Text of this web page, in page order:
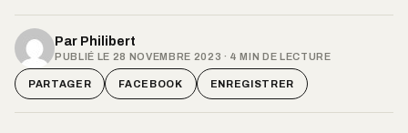
Par Philibert
PUBLIÉ LE 28 NOVEMBRE 2023 · 4 MIN DE LECTURE
PARTAGER FACEBOOK ENREGISTRER